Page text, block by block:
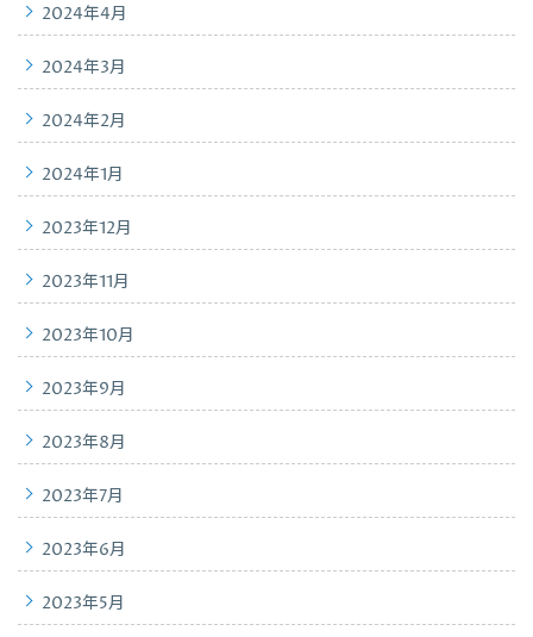
2024年4月
2024年3月
2024年2月
2024年1月
2023年12月
2023年11月
2023年10月
2023年9月
2023年8月
2023年7月
2023年6月
2023年5月